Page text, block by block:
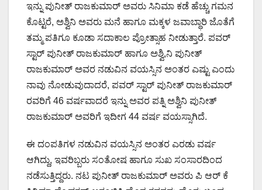
ಇನ್ನು ಪುನೀತ್ ರಾಜಕುಮಾರ್ ಅವರು ಸಿನಿಮಾ ಕಡೆ ಹೆಚ್ಚು ಗಮನ
ಕೊಟ್ಟರೆ, ಅಶ್ವಿನಿ ಅವರು ಮನೆ ಹಾಗೂ ಮಕ್ಕಳ ಜವಾಬ್ಧಾರಿ ಜೊತೆಗೆ
ತಮ್ಮ ಪತಿಗೂ ಕೂಡಾ ಸದಾಕಾಲ ಪ್ರೋತ್ಸಾಹ ನೀಡುತ್ತಾರೆ. ಪವರ್
ಸ್ಟಾರ್ ಪುನೀತ್ ರಾಜಕುಮಾರ್ ಹಾಗೂ ಅಶ್ವಿ,ನಿ ಪುನೀತ್
ರಾಜಕುಮಾರ್ ಅವರ ನಡುವಿನ ವಯಸ್ಸಿನ ಅಂತರ ಎಷ್ಟು ಎಂದು
ನಾವು ನೋಡುವುದಾದರೆ, ಪವರ್ ಸ್ಟಾರ್ ಪುನೀತ್ ರಾಜಕುಮಾರ್
ರವರಿಗೆ 46 ವರ್ಷವಾದರೆ ಇನ್ನು ಅವರ ಪತ್ನಿ ಅಶ್ವಿನಿ ಪುನೀತ್
ರಾಜಕುಮಾರ್ ಅವರಿಗೆ ಇದೀಗ 44 ವರ್ಷ ವಯಸ್ಸಾಗಿದೆ.
ಈ ದಂಪತಿಗಳ ನಡುವಿನ ವಯಸ್ಸಿನ ಅಂತರ ಎರಡು ವರ್ಷ
ಆಗಿದ್ದು, ಇವರಿಬ್ಬರು ಸಂತೋಷ ಹಾಗೂ ಸುಖ ಸಂಸಾರದಿಂದ
ನಡೆಸುತ್ತಿದ್ದರು. ನಟ ಪುನೀತ್ ರಾಜಕುಮಾರ್ ಅವರು ಪಿ ಆರ್ ಕೆ